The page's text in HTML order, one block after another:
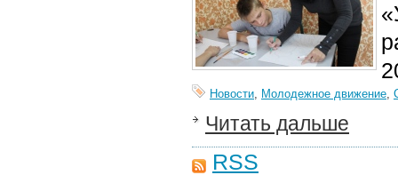
Новости, Молодежное движение,
Читать дальше
RSS